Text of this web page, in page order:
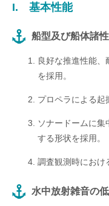
I. 基本性能
船型及び船体諸
良好な推進性能
を採用。
プロペラによる起
ソナードームに
する形状を採用。
調査観測時におけ
水中放射雑音の